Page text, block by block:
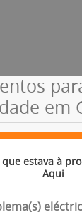
em
estava à
Aqui